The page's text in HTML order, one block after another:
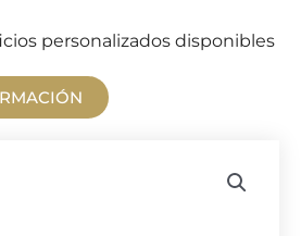
personalizados disponibles